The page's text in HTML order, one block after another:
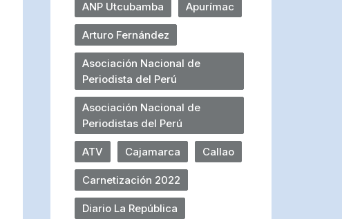
ANP Utcubamba Apurímac
Arturo Fernández
Asociación Nacional de
Periodista del Perú
Asociación Nacional de
Periodistas del Perú
ATV Cajamarca Callao
Carnetización 2022
Diario La República